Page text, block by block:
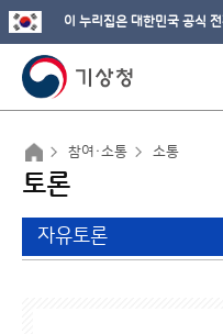
이 누리집은 대한민국 공식
참여·소통 소통
토론
자유토론